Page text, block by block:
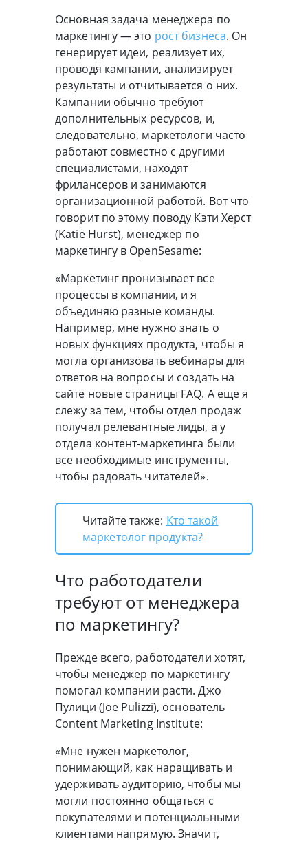
Основная задача менеджера по
маркетингу — это рост бизнеса. Он
генерирует идеи, реализует их,
проводя кампании, анализирует
результаты и отчитывается о них.
Кампании обычно требуют
дополнительных ресурсов, и,
следовательно, маркетологи часто
работают совместно с другими
специалистами, находят
фрилансеров и занимаются
организационной работой. Вот что
говорит по этому поводу Кэти Херст
(Katie Hurst), менеджер по
маркетингу в OpenSesame:
«Маркетинг пронизывает все
процессы в компании, и я
объединяю разные команды.
Например, мне нужно знать о
новых функциях продукта, чтобы я
могла организовать вебинары для
ответов на вопросы и создать на
сайте новые страницы FAQ. А еще я
слежу за тем, чтобы отдел продаж
получал релевантные лиды, а у
отдела контент-маркетинга были
все необходимые инструменты,
чтобы радовать читателей».
Читайте также: Кто такой
маркетолог продукта?
Что работодатели
требуют от менеджера
по маркетингу?
Прежде всего, работодатели хотят,
чтобы менеджер по маркетингу
помогал компании расти. Джо
Пулици (Joe Pulizzi), основатель
Content Marketing Institute:
«Мне нужен маркетолог,
понимающий, как наращивать и
удерживать аудиторию, чтобы мы
могли постоянно общаться с
покупателями и потенциальными
клиентами напрямую. Значит,